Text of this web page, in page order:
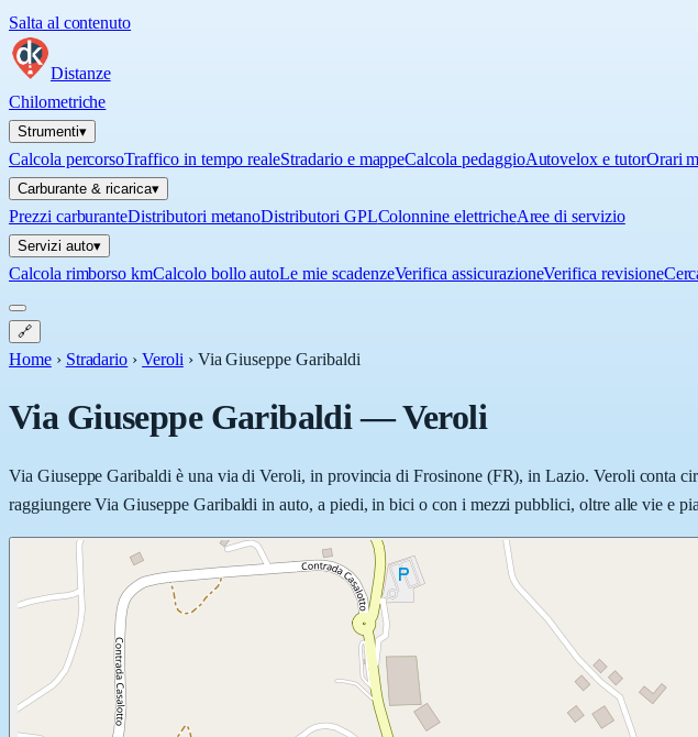
Salta al contenuto
Distanze
Chilometriche
Strumenti▾
Calcola percorsoTraffico in tempo realeStradario e mappeCalcola pedaggioAutovelox e tutorOrari
Carburante & ricarica▾
Prezzi carburanteDistributori metanoDistributori GPLColonnine elettricheAree di servizio
Servizi auto▾
Calcola rimborso kmCalcolo bollo autoLe mie scadenzeVerifica assicurazioneVerifica revisione
🔗
Home › Stradario › Veroli › Via Giuseppe Garibaldi
Via Giuseppe Garibaldi—Veroli
Via Giuseppe Garibaldi è una via di Veroli, in provincia di Frosinone (FR), in Lazio. Veroli conta
raggiungere Via Giuseppe Garibaldi in auto, a piedi, in bici o con i mezzi pubblici, oltre alle vie e